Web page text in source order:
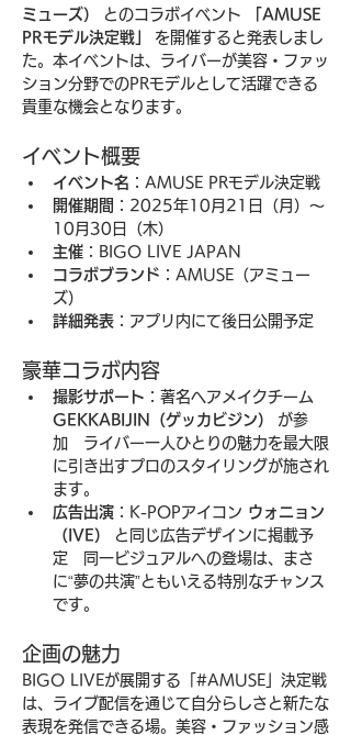
ミューズ）
とのコラボイベント
「AMUSE
PRモデル決定戦」
を開催すると発表しまし
た。本イベントは、ライバーが美容・ファッ
ション分野でのPRモデルとして活躍できる
貴重な機会となります。
イベント概要
イベント名 ：AMUSE PRモデル決定戦
開催期間 ：2025年10月21日（月）〜
10月30日（木）
主催 ：BIGO LIVE JAPAN
コラボブランド ：AMUSE（アミュー
ズ）
詳細発表 ：アプリ内にて後日公開予定
豪華コラボ内容
撮影サポート ：著名ヘアメイクチーム
GEKKABIJIN（ゲッカビジン）
が参
加　ライバー一人ひとりの魅力を最大限
に引き出すプロのスタイリングが施され
ます。
広告出演 ：K-POPアイコン ウォニョン
（IVE）
と同じ広告デザインに掲載予
定　同一ビジュアルへの登場は、まさ
に“夢の共演”ともいえる特別なチャンス
です。
企画の魅力
BIGO LIVEが展開する「#AMUSE」決定戦
は、ライブ配信を通じて自分らしさと新たな
表現を発信できる場。美容・ファッション感